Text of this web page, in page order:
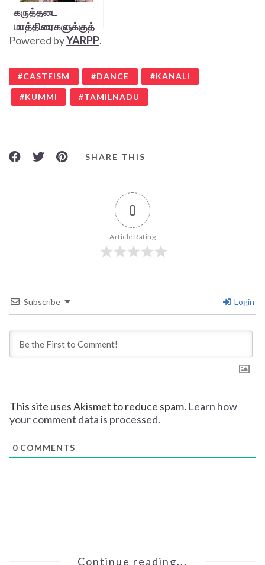
கருத்தடை
மாத்திரைகளுக்குத்
தடை கூடாது –
Powered byYARPP.
CASTEISM DANCE KANALI
KUMMI TAMILNADU
SHARE THIS
0
Article Rating
Subscribe Login
This site uses Akismet to reduce spam. Learn how
your comment data is processed.
0 COMMENTS
Continue reading...